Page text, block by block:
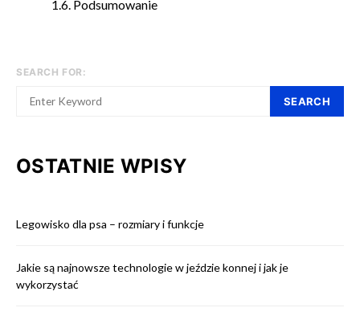
Podsumowanie
SEARCH FOR:
SEARCH
OSTATNIE WPISY
Legowisko dla psa – rozmiary i funkcje
Jakie są najnowsze technologie w jeździe konnej i jak je
wykorzystać